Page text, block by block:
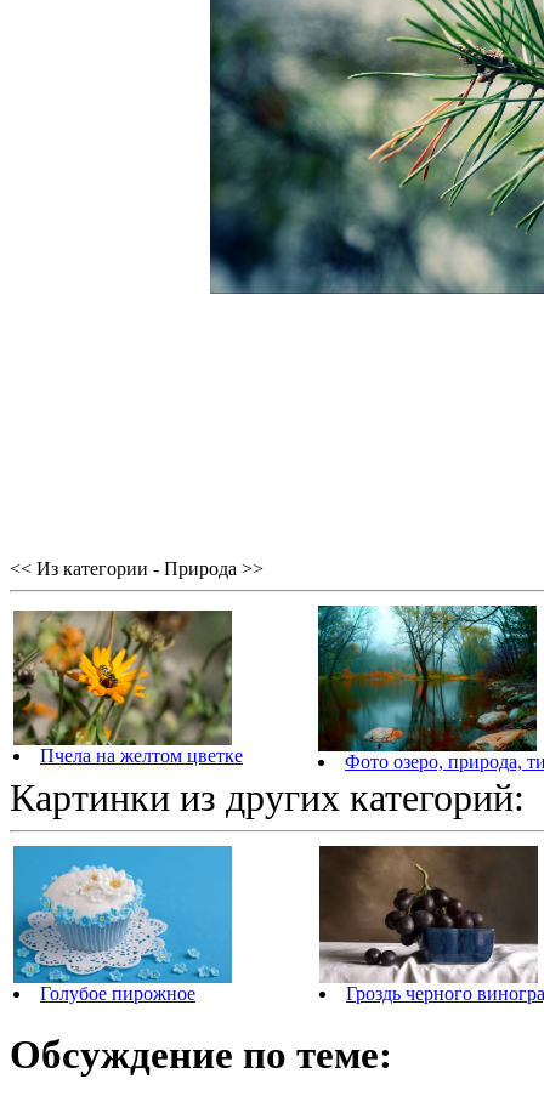
<< Из категории - Природа >>
Пчела на желтом цветке Фото озеро, природа,
Картинки из других категорий:
Голубое пирожное Гроздь черного
Обсуждение по теме: